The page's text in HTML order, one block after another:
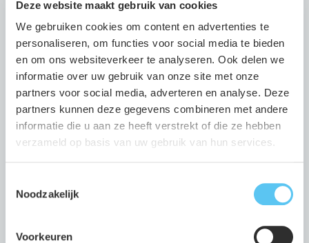
Deze website maakt gebruik van cookies
We gebruiken cookies om content en advertenties te
personaliseren, om functies voor social media te bieden
en om ons websiteverkeer te analyseren. Ook delen we
informatie over uw gebruik van onze site met onze
partners voor social media, adverteren en analyse. Deze
partners kunnen deze gegevens combineren met andere
informatie die u aan ze heeft verstrekt of die ze hebben
verzameld op basis van uw gebruik van hun services.
Noodzakelijk
Voorkeuren
fundering
funderingsrisico
funderingsproblematiek
onderzoek
Funderingsrisico vast onderdeel van koop- en
verkoopproces
15 apr 2026 2 min leestijd
woningbouw buitengebied spuitzone
11 mrt 2026